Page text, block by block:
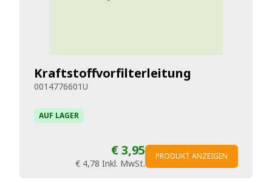
Kraftstoffvorfilterleitung
0014776601U
AUF LAGER
€ 3,95
€ 4,78 Inkl. MwSt.
PRODUKT ANZEIGEN